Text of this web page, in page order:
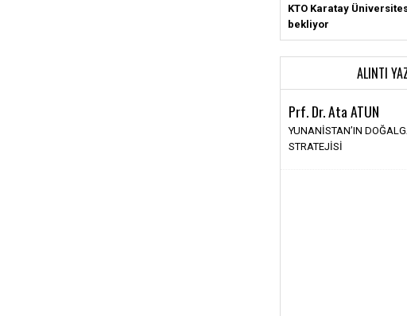
KTO Karatay
bekliyor
ALINTI
Prf. Dr. Ata ATUN
YUNANİSTAN’IN
STRATEJİSİ